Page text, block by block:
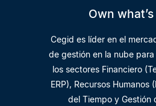
Own
Cegid es líder en el
de gestión en la nube
los sectores Financiero
ERP), Recursos Humanos
del Tiempo y Gestión